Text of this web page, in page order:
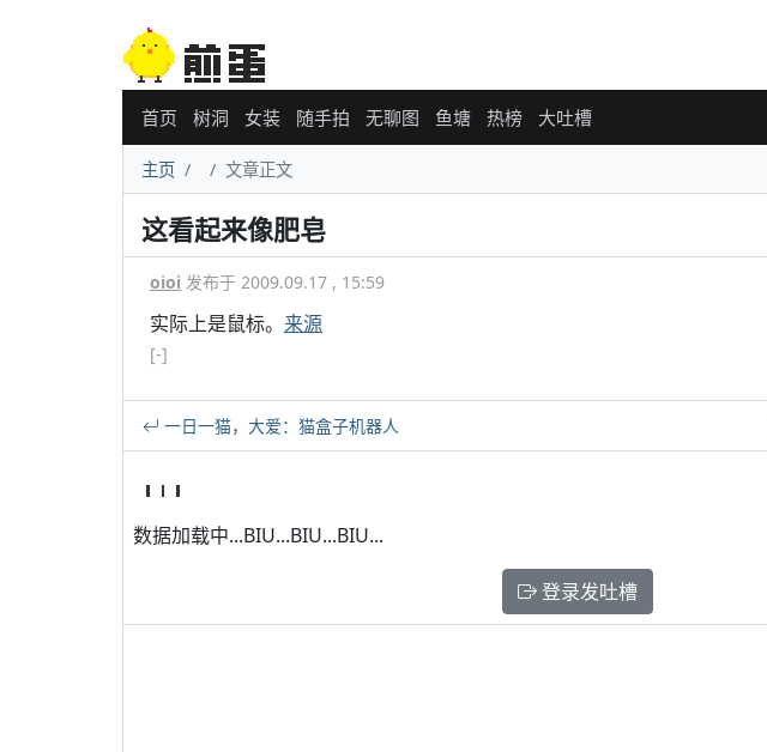
首页 树洞 女装 随手拍 无聊图 鱼塘 热榜 大吐槽
主页 文章正文
这看起来像肥皂
oioi 发布于 2009.09.17 , 15:59
实际上是鼠标。 来源
[-]
一日一猫，大爱：猫盒子机器人
数据加载中...BIU...BIU...BIU...
登录发吐槽